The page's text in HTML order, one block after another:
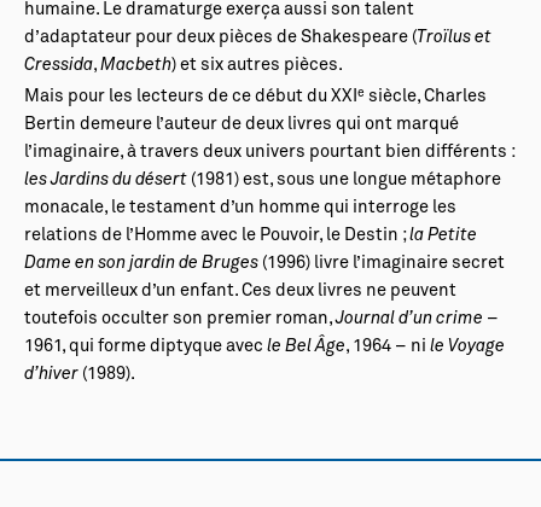
humaine. Le dramaturge exerça aussi son talent
d’adaptateur pour deux pièces de Shakespeare ( Troïlus et
Cressida, Macbeth) et six autres pièces.
Mais pour les lecteurs de ce début du XXI e siècle, Charles
Bertin demeure l’auteur de deux livres qui ont marqué
l’imaginaire, à travers deux univers pourtant bien différents :
les Jardins du désert (1981) est, sous une longue métaphore
monacale, le testament d’un homme qui interroge les
relations de l’Homme avec le Pouvoir, le Destin ;la Petite
Dame en son jardin de Bruges (1996) livre l’imaginaire secret
et merveilleux d’un enfant. Ces deux livres ne peuvent
toutefois occulter son premier roman,Journal d’un crime –
1961, qui forme diptyque avec le Bel Âge, 1964 – ni le Voyage
d’hiver (1989).